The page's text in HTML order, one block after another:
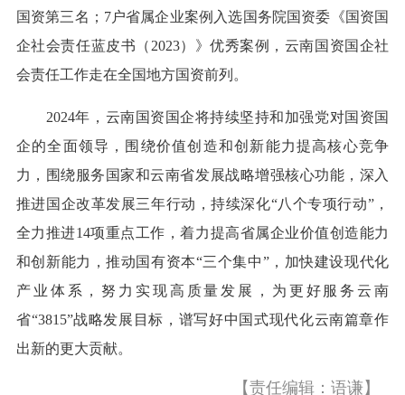
国资第三名；7户省属企业案例入选国务院国资委《国资国
企社会责任蓝皮书（2023）》优秀案例，云南国资国企社
会责任工作走在全国地方国资前列。
2024年，云南国资国企将持续坚持和加强党对国资国
企的全面领导，围绕价值创造和创新能力提高核心竞争
力，围绕服务国家和云南省发展战略增强核心功能，深入
推进国企改革发展三年行动，持续深化“八个专项行动”，
全力推进14项重点工作，着力提高省属企业价值创造能力
和创新能力，推动国有资本“三个集中”，加快建设现代化
产业体系，努力实现高质量发展，为更好服务云南
省“3815”战略发展目标，谱写好中国式现代化云南篇章作
出新的更大贡献。
【责任编辑：语谦】